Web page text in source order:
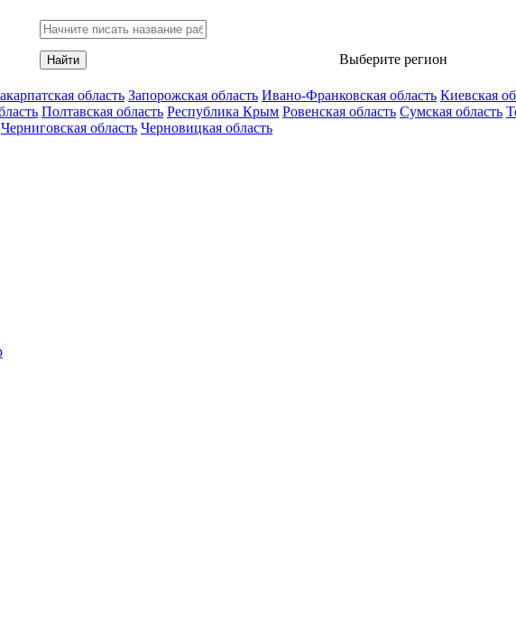
Найти Выберите регион
область Запорожская область Ивано-Франковская область Киевская
Полтавская область Республика Крым Ровенская область Сумская область
Черниговская область Черновицкая область